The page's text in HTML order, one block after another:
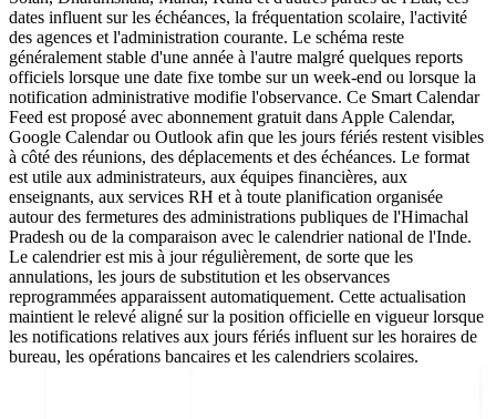
dates influent sur les échéances, la fréquentation scolaire, l'activité
des agences et l'administration courante. Le schéma reste
généralement stable d'une année à l'autre malgré quelques reports
officiels lorsque une date fixe tombe sur un week-end ou lorsque la
notification administrative modifie l'observance. Ce Smart Calendar
Feed est proposé avec abonnement gratuit dans Apple Calendar,
Google Calendar ou Outlook afin que les jours fériés restent visibles
à côté des réunions, des déplacements et des échéances. Le format
est utile aux administrateurs, aux équipes financières, aux
enseignants, aux services RH et à toute planification organisée
autour des fermetures des administrations publiques de l'Himachal
Pradesh ou de la comparaison avec le calendrier national de l'Inde.
Le calendrier est mis à jour régulièrement, de sorte que les
annulations, les jours de substitution et les observances
reprogrammées apparaissent automatiquement. Cette actualisation
maintient le relevé aligné sur la position officielle en vigueur lorsque
les notifications relatives aux jours fériés influent sur les horaires de
bureau, les opérations bancaires et les calendriers scolaires.